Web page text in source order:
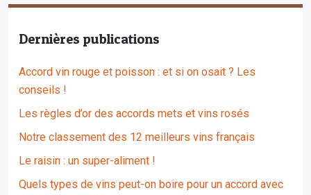
Dernières publications
Accord vin rouge et poisson : et si on osait ? Les
conseils !
Les règles d’or des accords mets et vins rosés
Notre classement des 12 meilleurs vins français
Le raisin : un super-aliment !
Quels types de vins peut-on boire pour un accord avec